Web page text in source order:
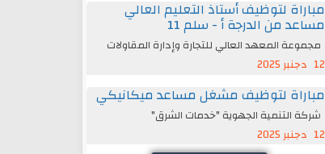
مباراة لتوظيف أستاذ التعليم العالي
مساعد من الدرجة أ - سلم 11
مجموعة المعهد العالي للتجارة وإدارة المقاولات
12 دجنبر 2025
مباراة لتوظيف مشغل مساعد ميكانيكي
شركة التنمية الجهوية "خدمات الشرق"
12 دجنبر 2025